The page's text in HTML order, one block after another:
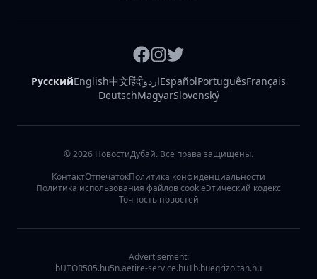
РусскийEnglish中文हिंदीاردوEspañolPortuguêsFrançais
DeutschMagyarSlovenský
©2026 НовостиДубай. Все права защищены.
КонтактОтпечатокПолитика конфиденциальности
Политика использования файлов cookieЭтический кодекс
Точность новостей
Advertisement:
bUTOR505.hu5n.aetire-service.hu1b.huegrizoltan.hu